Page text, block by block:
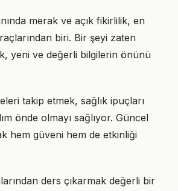
merak ve açık fikirlilik, en
biri. Bir şeyi zaten
yeni ve değerli bilgilerin önünü
takip etmek, sağlık ipuçları
önde olmayı sağlıyor. Güncel
hem güveni hem de etkinliği
ders çıkarmak değerli bir